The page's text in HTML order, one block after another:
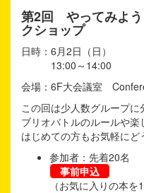
第2回 やってみよう
クショップ
日時：6月2日（日）
13:00～14:00
会場：6F大会議室
この回は少人数グループ
ブリオバトルのルールや
はじめての方もお気軽にど
参加者：先着20名
事前申込
（お気に入りの本を